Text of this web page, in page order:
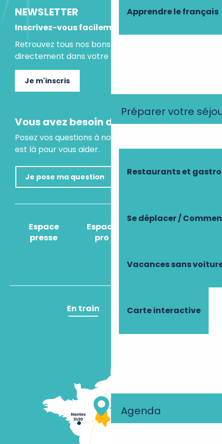
Apprendre le français
Préparer votre
Restaurants et
Se déplacer /
Vacances sans
Carte interactive
Agenda
NEWSLETTER
Inscrivez-vous facilement
Retrouvez tous nos bons plans et idées séjours
directement dans votre boite mail.
Je m'inscris
Vous avez besoin d'un conseil ?
Posez vos questions à notre assistant virtuel, il
est là pour vous aider.
Je pose ma question
Espace
presse
Espace
pro
Comment venir
En train En avion